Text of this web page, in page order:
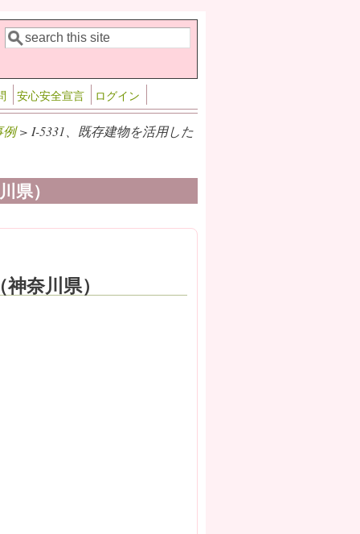
検索フォーム
検索
安心安全宣言 ログイン
例> I-5331、既存建物を活用した
県）
奈川県）